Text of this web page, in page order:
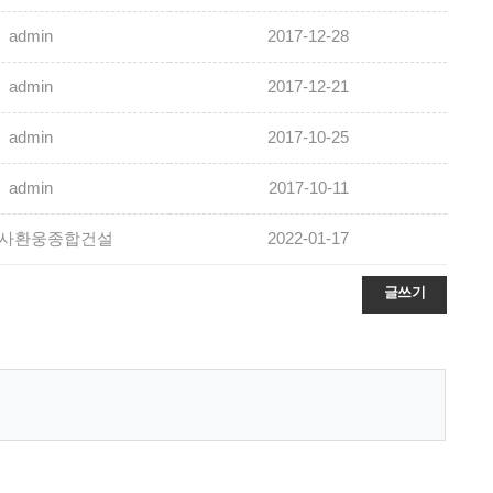
admin 2017-12-28
admin 2017-12-21
admin 2017-10-25
admin 2017-10-11
환웅종합건설 2022-01-17
글쓰기